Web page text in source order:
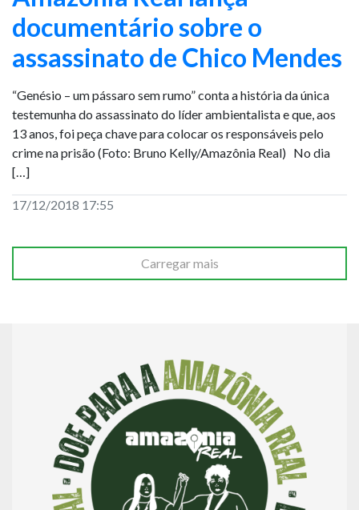
documentário sobre o
assassinato de Chico Mendes
“Genésio – um pássaro sem rumo” conta a história da única
testemunha do assassinato do líder ambientalista e que, aos
13 anos, foi peça chave para colocar os responsáveis pelo
crime na prisão (Foto: Bruno Kelly/Amazônia Real) No dia
[…]
17/12/2018 17:55
Carregar mais